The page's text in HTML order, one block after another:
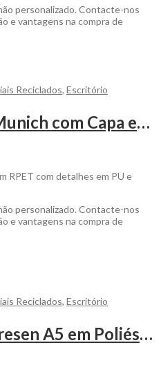
personalizado. Contacte-nos
e vantagens na compra de
Reciclados, Escritório
Agenda Diária A5 Munich com Capa em RPET com Detalhes em PU e Metal para Personalizar
RPET com detalhes em PU e
personalizado. Contacte-nos
e vantagens na compra de
Reciclados, Escritório
Agenda Diária Andresen A5 em Poliéster Reciclado para Personalizar